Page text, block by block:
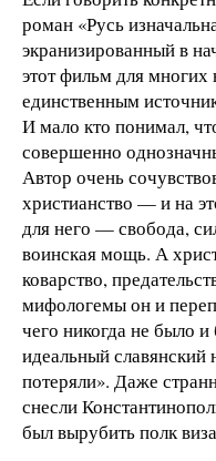
роман «Русь
экранизированный в
этот фильм для
единственным
И мало кто понимал,
совершенно
Автор очень
христианство — и на
для него — свобода,
воинская мощь. А
коварство,
мифологемы он и
чего никогда не было
идеальный
потеряли». Даже
снесли
был вырубить полк